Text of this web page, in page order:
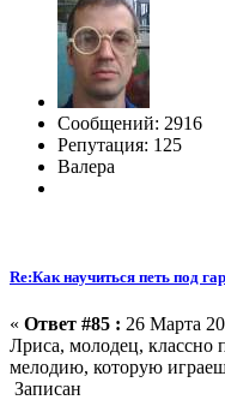
Сообщений: 2916
Репутация: 125
Валера
Re:Как научиться петь под
« Ответ #85 : 26 Марта
Лриса, молодец, классно
мелодию, которую
Записан